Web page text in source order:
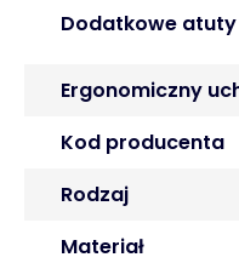
Dodatkowe atuty
Ergonomiczny
Kod producenta
Rodzaj
Materiał